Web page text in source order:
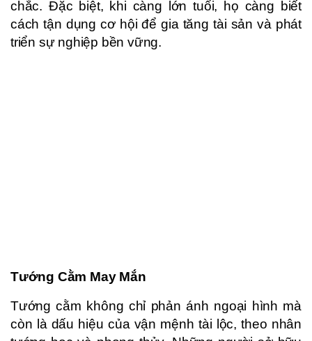
chắc. Đặc biệt, khi càng lớn tuổi, họ càng biết
cách tận dụng cơ hội để gia tăng tài sản và phát
triển sự nghiệp bền vững.
Tướng Cằm May Mắn
Tướng cằm không chỉ phản ánh ngoại hình mà
còn là dấu hiệu của vận mệnh tài lộc, theo nhân